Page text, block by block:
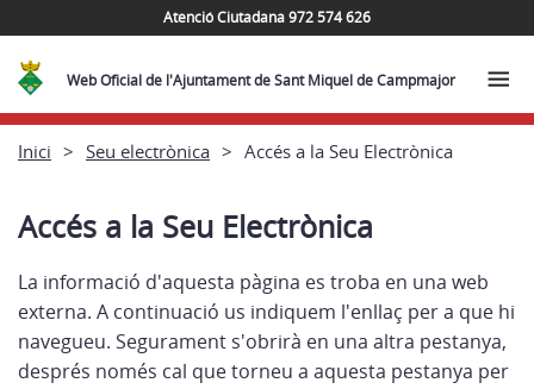
Atenció Ciutadana 972 574 626
Web Oficial de l'Ajuntament de Sant Miquel de Campmajor
Inici Seu electrònica Accés a la Seu Electrònica
Accés a la Seu Electrònica
La informació d'aquesta pàgina es troba en una web
externa. A continuació us indiquem l'enllaç per a que hi
navegueu. Segurament s'obrirà en una altra pestanya,
després només cal que torneu a aquesta pestanya per